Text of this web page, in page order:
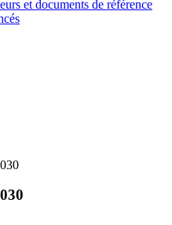
et documents de référence